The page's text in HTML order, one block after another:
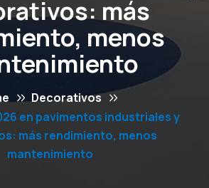
más
menos
Decorativos
en pavimentos industriales y
más rendimiento, menos
mantenimiento